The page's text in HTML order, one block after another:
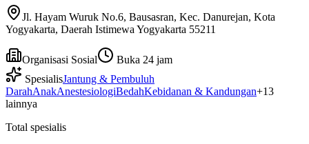
Jl. Hayam Wuruk No.6, Bausasran, Kec. Danurejan, Kota
Yogyakarta, Daerah Istimewa Yogyakarta 55211
Organisasi Sosial
Buka 24 jam
SpesialisJantung & Pembuluh
DarahAnakAnestesiologiBedahKebidanan & Kandungan+13
lainnya
Total spesialis